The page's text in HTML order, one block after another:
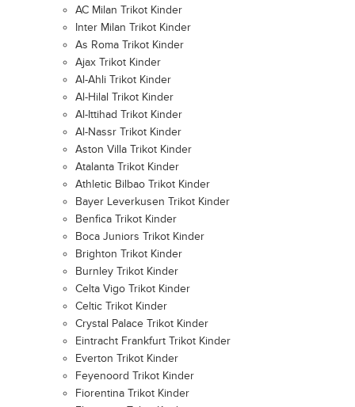
AC Milan Trikot Kinder
Inter Milan Trikot Kinder
As Roma Trikot Kinder
Ajax Trikot Kinder
Al-Ahli Trikot Kinder
Al-Hilal Trikot Kinder
Al-Ittihad Trikot Kinder
Al-Nassr Trikot Kinder
Aston Villa Trikot Kinder
Atalanta Trikot Kinder
Athletic Bilbao Trikot Kinder
Bayer Leverkusen Trikot Kinder
Benfica Trikot Kinder
Boca Juniors Trikot Kinder
Brighton Trikot Kinder
Burnley Trikot Kinder
Celta Vigo Trikot Kinder
Celtic Trikot Kinder
Crystal Palace Trikot Kinder
Eintracht Frankfurt Trikot Kinder
Everton Trikot Kinder
Feyenoord Trikot Kinder
Fiorentina Trikot Kinder